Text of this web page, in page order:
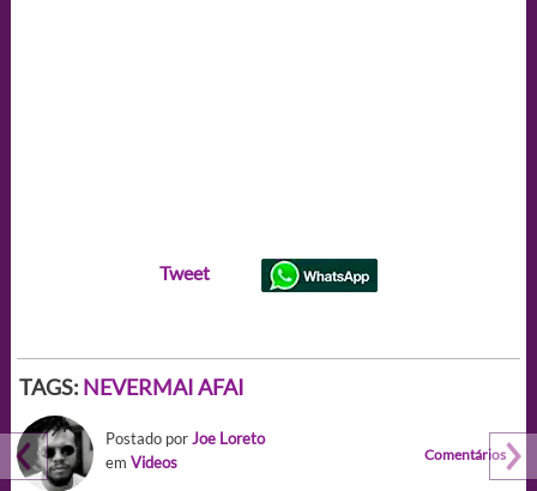
Tweet
TAGS: NEVERMAI AFAI
Postado porJoe Loreto
em Videos Comentários